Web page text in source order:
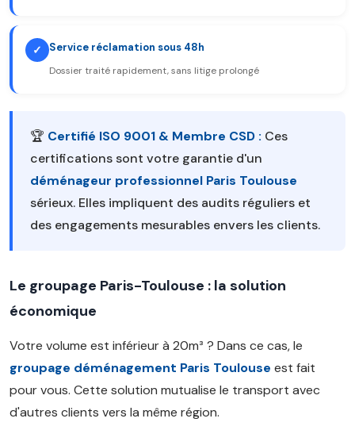
✓ Service réclamation sous 48h
Dossier traité rapidement, sans litige prolongé
🏆 Certifié ISO 9001 & Membre CSD : Ces
certifications sont votre garantie d'un
déménageur professionnel Paris Toulouse
sérieux. Elles impliquent des audits réguliers et
des engagements mesurables envers les clients.
Le groupage Paris-Toulouse : la solution
économique
Votre volume est inférieur à 20m³ ? Dans ce cas, le
groupage déménagement Paris Toulouse est fait
pour vous. Cette solution mutualise le transport avec
d'autres clients vers la même région.